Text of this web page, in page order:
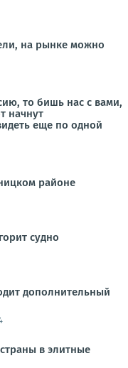
на рынке можно
то бишь нас с вами,
начнут
еще по одной
районе
судно
дополнительный
в элитные